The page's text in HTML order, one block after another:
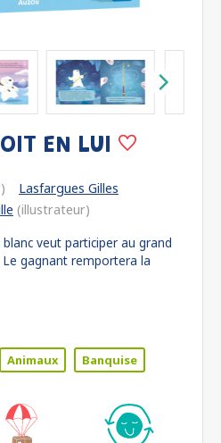
EN LUI
Lasfargues Gilles
(illustrateur)
veut participer au grand
gagnant remportera la
Animaux Banquise